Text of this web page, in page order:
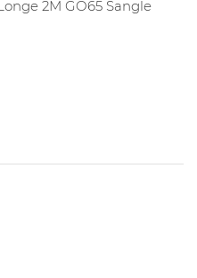
2M GO65 Sangle